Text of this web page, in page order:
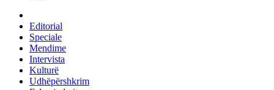
Editorial
Speciale
Mendime
Intervista
Kulturë
Udhëpërshkrim